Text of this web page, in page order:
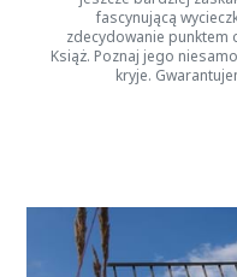
fascynującą
zdecydowanie punktem
Książ. Poznaj jego
kryje.